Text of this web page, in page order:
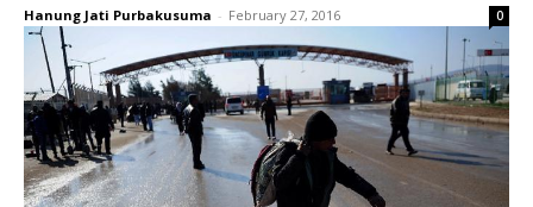
Hanung Jati Purbakusuma - February 27, 2016 0